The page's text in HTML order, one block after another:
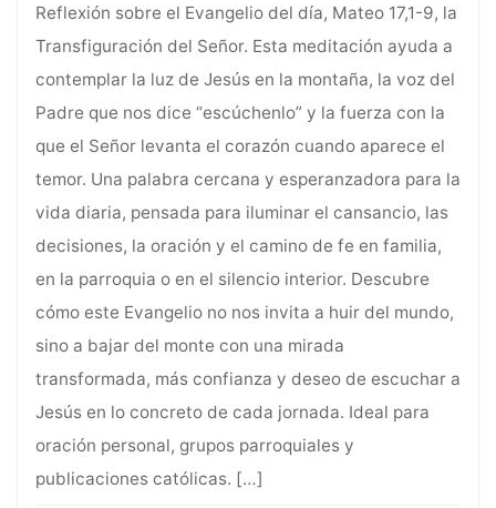
Reflexión sobre el Evangelio del día, Mateo 17,1-9, la
Transfiguración del Señor. Esta meditación ayuda a
contemplar la luz de Jesús en la montaña, la voz del
Padre que nos dice “escúchenlo” y la fuerza con la
que el Señor levanta el corazón cuando aparece el
temor. Una palabra cercana y esperanzadora para la
vida diaria, pensada para iluminar el cansancio, las
decisiones, la oración y el camino de fe en familia,
en la parroquia o en el silencio interior. Descubre
cómo este Evangelio no nos invita a huir del mundo,
sino a bajar del monte con una mirada
transformada, más confianza y deseo de escuchar a
Jesús en lo concreto de cada jornada. Ideal para
oración personal, grupos parroquiales y
publicaciones católicas. […]